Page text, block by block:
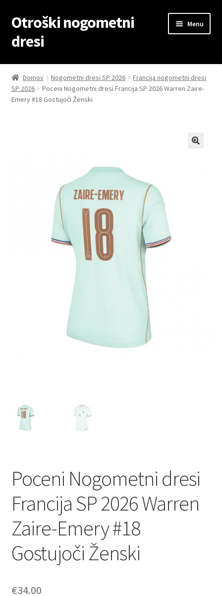
Skip
to
navigation
Skip
to
content
Otroški nogometni
dresi
Menu
Domov
Blog
Zaključek nakupa
Domov Nogometni dresi SP 2026
Francija nogometni dresi
SP 2026
Poceni Nogometni dresi Francija SP 2026 Warren Zaire-
Emery #18 Gostujoči Ženski
Poceni Nogometni dresi
Francija SP 2026 Warren
Zaire-Emery #18
Gostujoči Ženski
€34.00